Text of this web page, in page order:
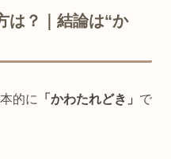
は？｜結論は“か
的に 「かわたれどき」 で